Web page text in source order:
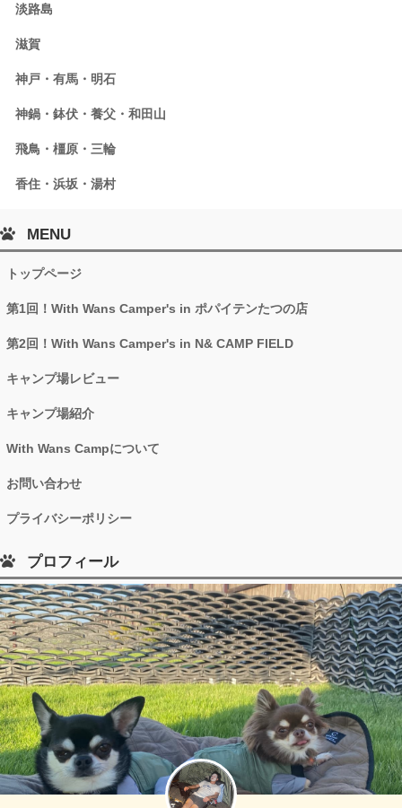
淡路島
滋賀
神戸・有馬・明石
神鍋・鉢伏・養父・和田山
飛鳥・橿原・三輪
香住・浜坂・湯村
MENU
トップページ
第1回！With Wans Camper's in ポパイテンたつの店
第2回！With Wans Camper's in N& CAMP FIELD
キャンプ場レビュー
キャンプ場紹介
With Wans Campについて
お問い合わせ
プライバシーポリシー
プロフィール